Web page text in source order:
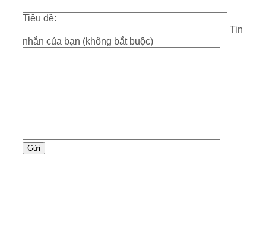
Tiêu đề:
Tin
nhắn của bạn (không bắt buộc)